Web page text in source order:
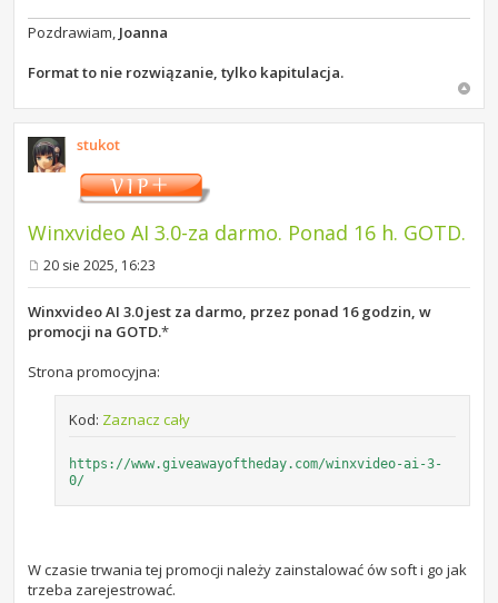
Pozdrawiam, Joanna
Format to nie rozwiązanie, tylko kapitulacja.
stukot
Winxvideo AI 3.0-za darmo. Ponad 16 h. GOTD.
o
s
20 sie 2025, 16:23
Winxvideo AI 3.0 jest za darmo, przez ponad 16 godzin, w
promocji na GOTD.*
Strona promocyjna:
Kod: Zaznacz cały
https://www.giveawayoftheday.com/winxvideo-ai-3-
0/
W czasie trwania tej promocji należy zainstalować ów soft i go jak
trzeba zarejestrować.